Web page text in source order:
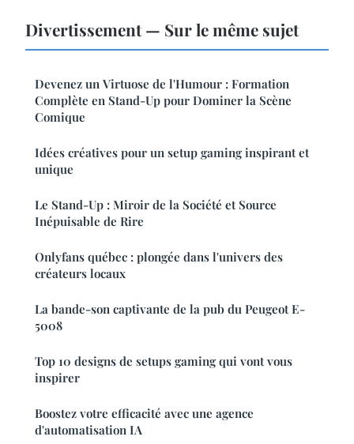
Divertissement — Sur le même sujet
Devenez un Virtuose de l'Humour : Formation
Complète en Stand-Up pour Dominer la Scène
Comique
Idées créatives pour un setup gaming inspirant et
unique
Le Stand-Up : Miroir de la Société et Source
Inépuisable de Rire
Onlyfans québec : plongée dans l'univers des
créateurs locaux
La bande-son captivante de la pub du Peugeot E-
5008
Top 10 designs de setups gaming qui vont vous
inspirer
Boostez votre efficacité avec une agence
d'automatisation IA